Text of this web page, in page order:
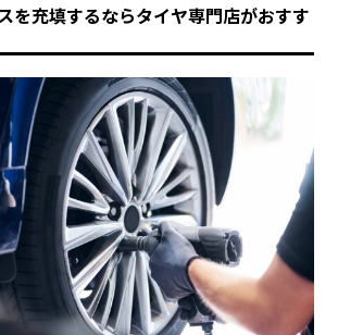
を充填するならタイヤ専門店がおすす